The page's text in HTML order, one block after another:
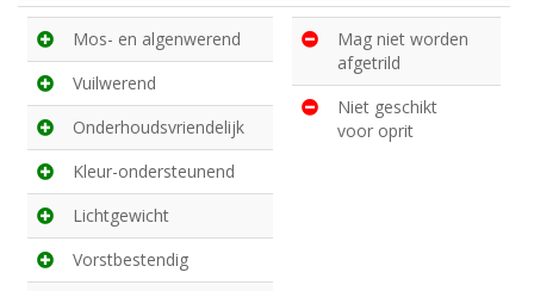
Mos- en algenwerend
Vuilwerend
Onderhoudsvriendelijk
Kleur-ondersteunend
Lichtgewicht
Vorstbestendig
Mag niet worden
afgetrild
Niet geschikt
voor oprit